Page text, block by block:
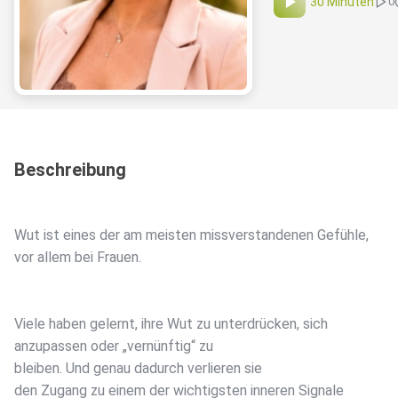
Beschreibung
Wut ist eines der am meisten missverstandenen Gefühle,
vor allem bei Frauen.
Viele haben gelernt, ihre Wut zu unterdrücken, sich
anzupassen oder „vernünftig“ zu
bleiben. Und genau dadurch verlieren sie
den Zugang zu einem der wichtigsten inneren Signale